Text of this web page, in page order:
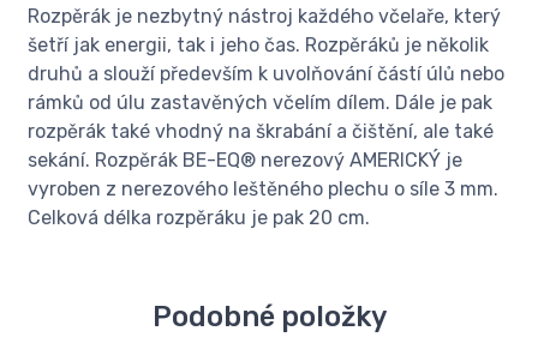
Rozpěrák je nezbytný nástroj každého včelaře, který
šetří jak energii, tak i jeho čas. Rozpěráků je několik
druhů a slouží především k uvolňování částí úlů nebo
rámků od úlu zastavěných včelím dílem. Dále je pak
rozpěrák také vhodný na škrabání a čištění, ale také
sekání. Rozpěrák BE-EQ® nerezový AMERICKÝ je
vyroben z nerezového leštěného plechu o síle 3 mm.
Celková délka rozpěráku je pak 20 cm.
Podobné položky